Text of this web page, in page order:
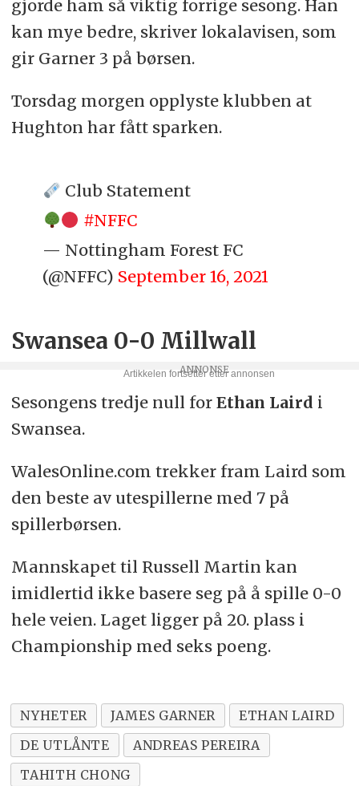
gjorde ham så viktig forrige sesong. Han
kan mye bedre, skriver lokalavisen, som
gir Garner 3 på børsen.
Torsdag morgen opplyste klubben at
Hughton har fått sparken.
Club Statement
#NFFC
— Nottingham Forest FC
(@NFFC) September 16, 2021
Swansea 0-0 Millwall
Sesongens tredje null for Ethan Laird i
Swansea.
WalesOnline.com trekker fram Laird som
den beste av utespillerne med 7 på
spillerbørsen.
Mannskapet til Russell Martin kan
imidlertid ikke basere seg på å spille 0-0
hele veien. Laget ligger på 20. plass i
Championship med seks poeng.
NYHETER JAMES GARNER
ETHAN LAIRD
DE UTLÅNTE
ANDREAS PEREIRA
TAHITH CHONG